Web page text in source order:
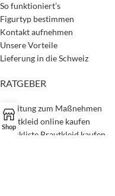
So funktioniert’s
Figurtyp bestimmen
Kontakt aufnehmen
Unsere Vorteile
Lieferung in die Schweiz
RATGEBER
Anleitung zum Maßnehmen
Brautkleid online kaufen
Checkliste Brautkleid kaufen
Shop